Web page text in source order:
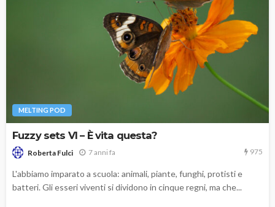
MELTING POD
Fuzzy sets VI – È vita questa?
Roberta Fulci 7 anni fa 975
L'abbiamo imparato a scuola: animali, piante, funghi, protisti e
batteri. Gli esseri viventi si dividono in cinque regni, ma che...